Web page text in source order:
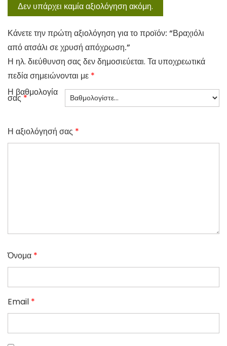
Δεν υπάρχει καμία αξιολόγηση ακόμη.
Κάνετε την πρώτη αξιολόγηση για το προϊόν: “Βραχιόλι
από ατσάλι σε χρυσή απόχρωση.”
Η ηλ. διεύθυνση σας δεν δημοσιεύεται. Τα υποχρεωτικά
πεδία σημειώνονται με *
Η βαθμολογία
σας*
Η αξιολόγησή σας *
Όνομα *
Email *